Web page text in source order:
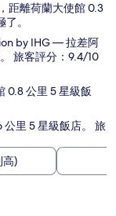
距離荷蘭大使館 0.3
。
by IHG— 拉差阿
旅客評分：9.4/10
0.8 公里 5 星級飯
里 5 星級飯店。 旅
高)